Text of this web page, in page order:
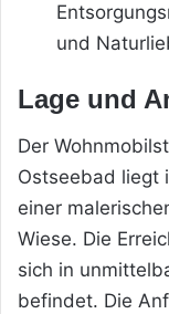
und
Lage und
Der
Ostseebad liegt
einer
Wiese. Die
sich in
befindet. Die